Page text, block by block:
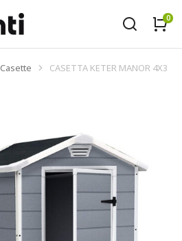
Casette CASETTA KETER MANOR 4X3